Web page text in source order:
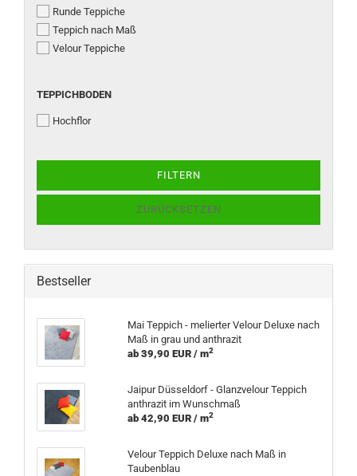
Runde Teppiche
Teppich nach Maß
Velour Teppiche
TEPPICHBODEN
TEPPICHBODEN
Hochflor
FILTERN
ZURÜCKSETZEN
Bestseller
Mai Teppich - melierter Velour Deluxe nach
Maß in grau und anthrazit
ab 39,90 EUR / m2
Jaipur Düsseldorf - Glanzvelour Teppich
anthrazit im Wunschmaß
ab 42,90 EUR / m2
Velour Teppich Deluxe nach Maß in
Taubenblau